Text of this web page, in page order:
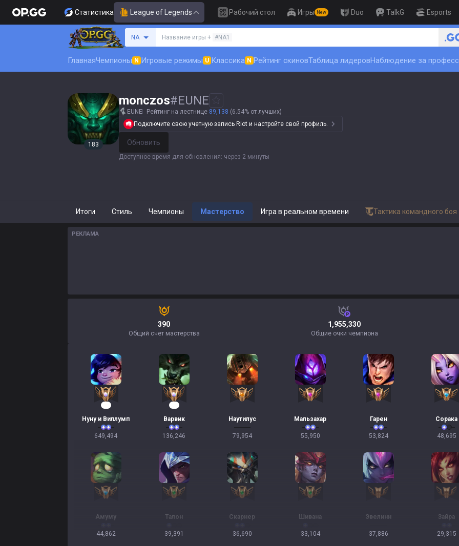
Статистика League of Legends Рабочий стол Игры New Duo TalkG Esports
NA Название игры + #NA1
ГлавнаяЧемпионы N Игровые режимы U Классика N Рейтинг скиновТаблица лидеровНаблюдение за
183
monczos#EUNE
EUNE Рейтинг на лестнице 89,138 (6.54% от лучших)
Подключите свою учетную запись Riot и настройте свой профиль.
Обновить
Доступное время для обновления: через 2 минуты
Итоги Стиль Чемпионы Мастерство Игра в реальном времени Тактика командного боя
РЕКЛАМА
390
Общий счет мастерства
1,955,330
Общие очки чемпиона
62
Нуну и Виллумп
649,494
13
Варвик
136,246
Наутилус
79,954
Мальзахар
55,950
Гарен
53,824
Сорака
48,695
Амуму
44,862
Талон
39,391
Скарнер
36,690
Шивана
33,104
Эвелинн
37,886
Зайра
29,315